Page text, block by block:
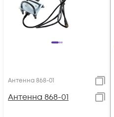
Антенна 868-01
Антенна 868-01